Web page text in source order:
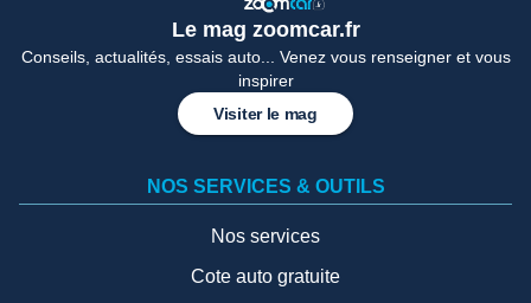
Le mag zoomcar.fr
Conseils, actualités, essais auto... Venez vous renseigner et vous
inspirer
Visiter le mag
NOS SERVICES & OUTILS
Nos services
Cote auto gratuite